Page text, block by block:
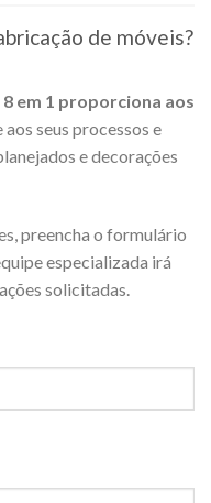
de móveis?
em 1 proporciona aos
seus processos e
e decorações
preencha o formulário
especializada irá
solicitadas.